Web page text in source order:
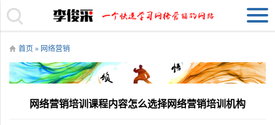
首页 » 网络营销
网络营销培训课程内容怎么选择网络营销培训机构